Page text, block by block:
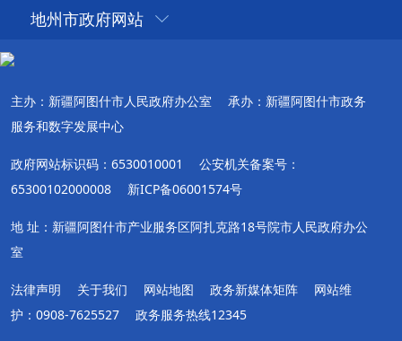
地州市政府网站
主办：新疆阿图什市人民政府办公室
承办：新疆阿图什市政务
服务和数字发展中心
政府网站标识码：6530010001
公安机关备案号：
65300102000008
新ICP备06001574号
地 址：新疆阿图什市产业服务区阿扎克路18号院市人民政府办公
室
法律声明 关于我们 网站地图 政务新媒体矩阵
网站维
护：0908-7625527
政务服务热线12345